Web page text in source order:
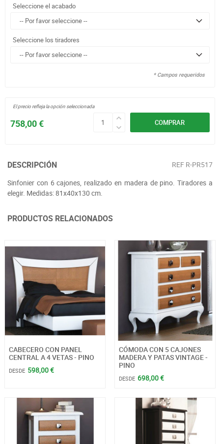
Seleccione el acabado
Seleccione los tiradores
* Campos requeridos
COMPRAR
758,00 €
El precio refleja la opción seleccionada
DESCRIPCIÓN REF R-PR517
Sinfonier con 6 cajones, realizado en madera de pino. Tiradores a
elegir. Medidas: 81x40x130 cm.
PRODUCTOS RELACIONADOS
CABECERO CON PANEL
CENTRAL A 4 VETAS - PINO
DESDE 598,00 €
CÓMODA CON 5 CAJONES
MADERA Y PATAS VINTAGE -
PINO
DESDE 698,00 €